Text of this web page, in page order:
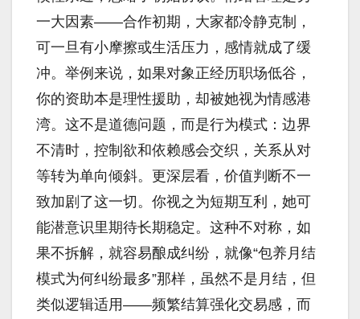
一大因素——合作初期，大家都冷静克制，
可一旦有小摩擦或生活压力，感情就成了缓
冲。举例来说，如果对象正经历职场低谷，
你的资助本是理性援助，却被她视为情感港
湾。这不是道德问题，而是行为模式：边界
不清时，控制欲和依赖感会交织，关系从对
等转为单向倾斜。更深层看，价值判断不一
致加剧了这一切。你视之为短期互利，她可
能潜意识里期待长期稳定。这种不对称，如
果不拆解，就容易酿成纠纷，就像“包养月结
模式为何纠纷最多”那样，虽然不是月结，但
类似逻辑适用——频繁结算强化交易感，而